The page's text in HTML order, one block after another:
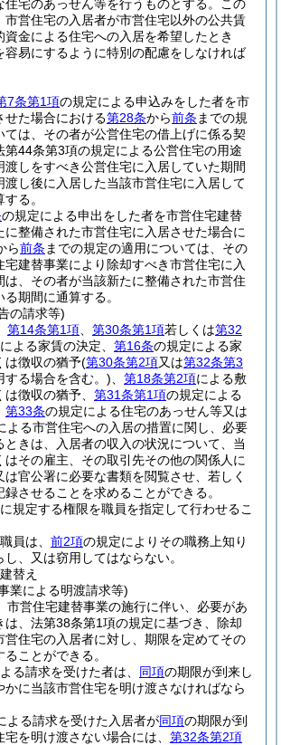
宅のあっせん等を行うものとする。
この
市営住宅の入居者が市営住宅以外の公共賃
資金による住宅への入居を希望したとき
容易にするように特別の配慮をしなければ
7条第1項の規定による申込みをした者を市
せた場合における第28条から前条 までの規
ては、その者が公営住宅の借上げに係る契
第44条第3項の規定による公営住宅の用途
渡しをすべき公営住宅に入居していた期間
渡し後に入居した当該市営住宅に入居して
る。
の規定による申出をした者を市営住宅建替
に整備された市営住宅に入居させた場合に
ら前条 までの規定の適用については、その
宅建替事業により除却すべき市営住宅に入
は、その者が当該新たに整備された市営住
期間に通算する。
の請求等)
第14条第1項 第30条第1項若しくは第32
よる家賃の決定、 第16条の規定による家
は徴収の猶予(第30条第2項又は第32条第3
する場合を含む。) 第18条第2項による敷
徴収の猶予、 第31条第1項の規定による
第33条の規定による住宅のあっせん等又は
よる市営住宅への入居の措置に関し、必要
ときは、入居者の収入の状況について、当
はその雇主、その取引先その他の関係人に
は官公署に必要な書類を閲覧させ、若しく
させることを求めることができる。
に規定する権限を職員を指定して行わせるこ
員は、 前2項の規定によりその職務上知り
、又は窃用してはならない。
建替え
業による明渡請求等)
市営住宅建替事業の施行に伴い、必要があ
は、法第38条第1項の規定に基づき、除却
営住宅の入居者に対し、期限を定めてその
ことができる。
る請求を受けた者は、 同項の期限が到来し
かに当該市営住宅を明け渡さなければなら
よる請求を受けた入居者が同項の期限が到
を明け渡さない場合には、 第32条第2項